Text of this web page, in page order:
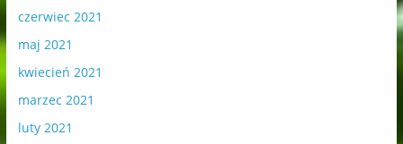
czerwiec 2021
maj 2021
kwiecień 2021
marzec 2021
luty 2021